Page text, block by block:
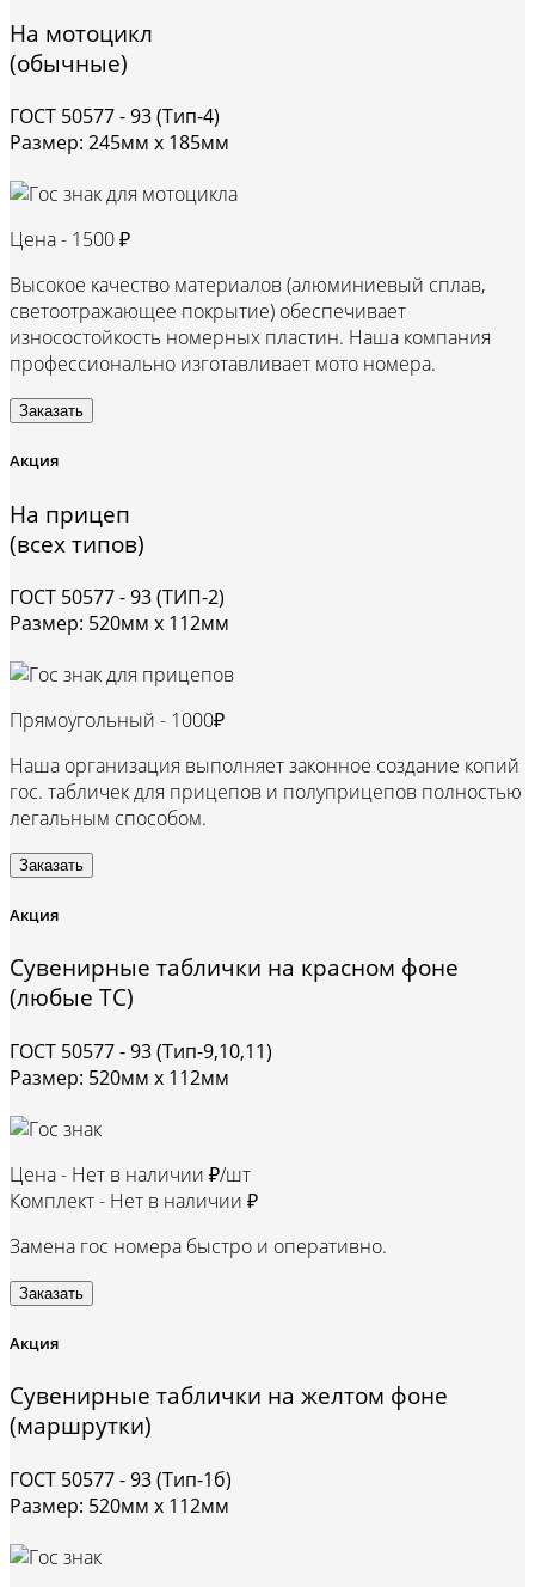
На мотоцикл
(обычные)
ГОСТ 50577 - 93 (Тип-4)
Размер: 245мм х 185мм
Цена - 1500 ₽
Высокое качество материалов (алюминиевый сплав,
светоотражающее покрытие) обеспечивает
износостойкость номерных пластин. Наша компания
профессионально изготавливает мото номера.
Заказать
Акция
На прицеп
(всех типов)
ГОСТ 50577 - 93 (ТИП-2)
Размер: 520мм х 112мм
Прямоугольный - 1000₽
Наша организация выполняет законное создание копий
гос. табличек для прицепов и полуприцепов полностью
легальным способом.
Заказать
Акция
Сувенирные таблички на красном фоне
(любые ТС)
ГОСТ 50577 - 93 (Тип-9,10,11)
Размер: 520мм х 112мм
Цена - Нет в наличии ₽/шт
Комплект - Нет в наличии ₽
Замена гос номера быстро и оперативно.
Заказать
Акция
Сувенирные таблички на желтом фоне
(маршрутки)
ГОСТ 50577 - 93 (Тип-1б)
Размер: 520мм х 112мм